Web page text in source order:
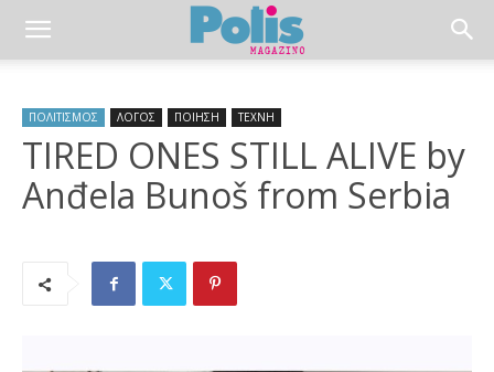
ΠΟΛΙΤΙΣΜΟΣ ΛΟΓΟΣ ΠΟΙΗΣΗ ΤΕΧΝΗ
TIRED ONES STILL ALIVE by
Anđela Bunoš from Serbia